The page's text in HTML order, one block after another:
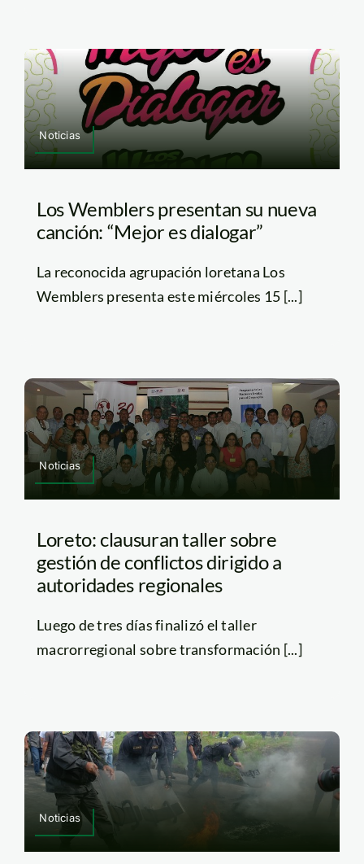
Noticias
Los Wemblers presentan su nueva
canción: “Mejor es dialogar”
La reconocida agrupación loretana Los
Wemblers presenta este miércoles 15 [...]
Noticias
Loreto: clausuran taller sobre
gestión de conflictos dirigido a
autoridades regionales
Luego de tres días finalizó el taller
macrorregional sobre transformación [...]
Noticias